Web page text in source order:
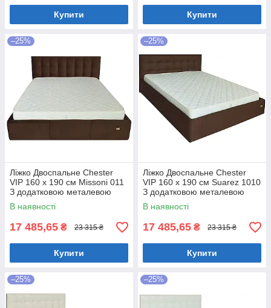
Купити Купити
–25%
Ліжко Двоспальне Chester
VIP 160 х 190 см Missoni 011
З додатковою металевою
цільнозварною рамою
Темно-коричневий
В наявності
17 485,65 ₴ 23 315 ₴
Купити
–25%
Ліжко Двоспальне Chester
VIP 160 х 190 см Suarez 1010
З додатковою металевою
цільнозварною рамою
Коричневий
В наявності
17 485,65 ₴ 23 315 ₴
Купити
–25% –25%